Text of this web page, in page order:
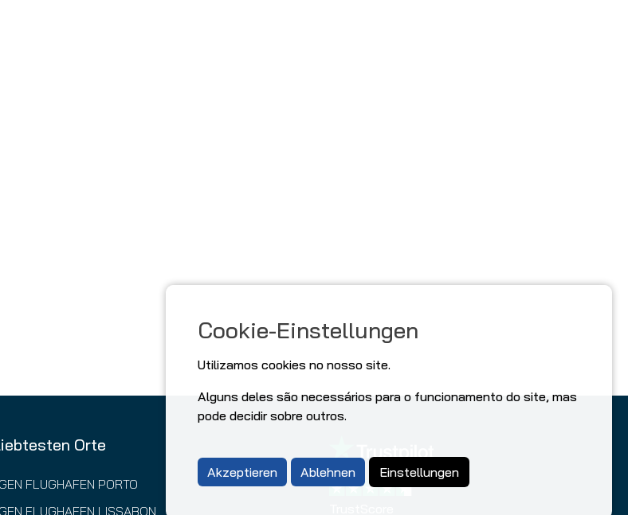
Cookie-Einstellungen
Utilizamos cookies no nosso site.
Alguns deles são necessários para o funcionamento do site, mas
pode decidir sobre outros.
Akzeptieren Ablehnen Einstellungen
Orte
FLUGHAFEN PORTO
FLUGHAFEN LISSABON